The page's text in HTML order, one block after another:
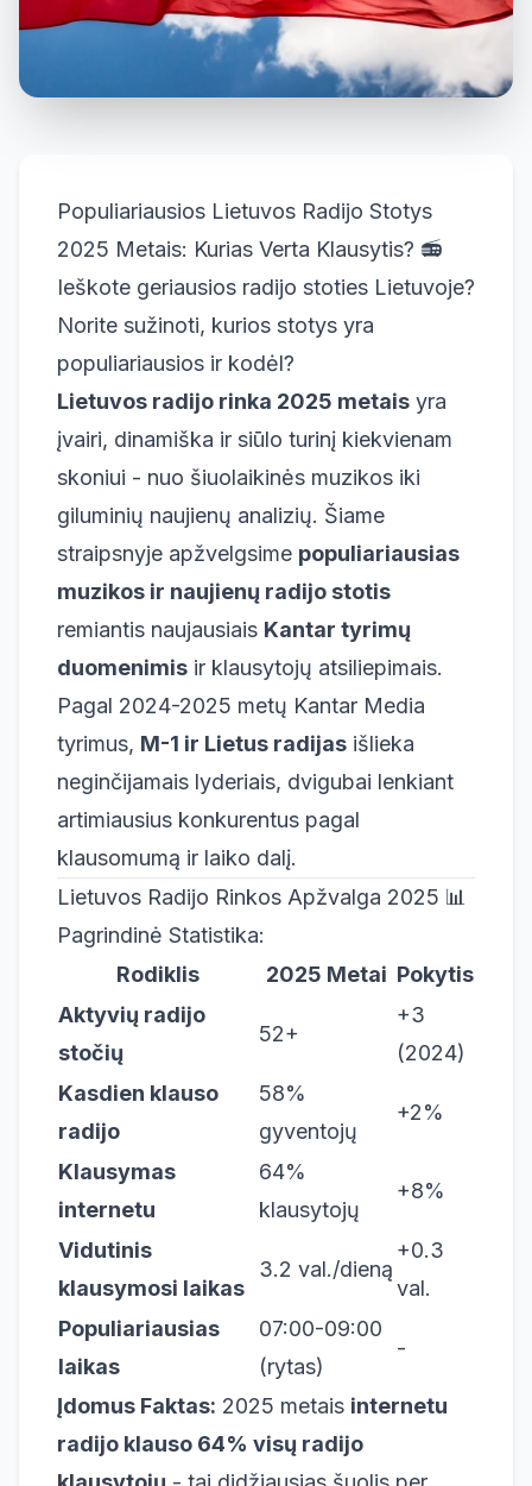
Populiariausios Lietuvos Radijo Stotys
2025 Metais: Kurias Verta Klausytis? 📻
Ieškote geriausios radijo stoties Lietuvoje?
Norite sužinoti, kurios stotys yra
populiariausios ir kodėl?
Lietuvos radijo rinka 2025 metais yra
įvairi, dinamiška ir siūlo turinį kiekvienam
skoniui - nuo šiuolaikinės muzikos iki
giluminių naujienų analizių. Šiame
straipsnyje apžvelgsime populiariausias
muzikos ir naujienų radijo stotis
remiantis naujausiais Kantar tyrimų
duomenimis ir klausytojų atsiliepimais.
Pagal 2024-2025 metų Kantar Media
tyrimus, M-1 ir Lietus radijas išlieka
neginčijamais lyderiais, dvigubai lenkiant
artimiausius konkurentus pagal
klausomumą ir laiko dalį.
Lietuvos Radijo Rinkos Apžvalga 2025 📊
Pagrindinė Statistika:
Rodiklis
2025 Metai Pokytis
Aktyvių radijo
stočių
52+
+3
(2024)
Kasdien klauso
radijo
58%
gyventojų
+2%
Klausymas
internetu
64%
klausytojų
+8%
Vidutinis
klausymosi laikas
3.2 val./dieną
+0.3
val.
Populiariausias
laikas
07:00-09:00
(rytas)
-
Įdomus Faktas: 2025 metais internetu
radijo klauso 64% visų radijo